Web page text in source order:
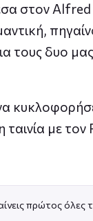
στον Alfred
τους δυο
ταινία με
πρώτος όλες